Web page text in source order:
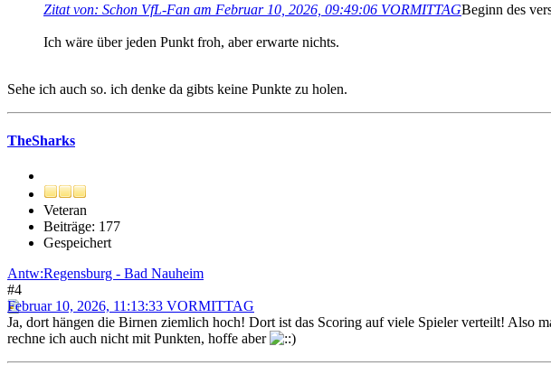
Zitat von: Schon VfL-Fan am Februar 10, 2026, 09:49:06 VORMITTAGBeginn des
Ich wäre über jeden Punkt froh, aber erwarte nichts.
Sehe ich auch so. ich denke da gibts keine Punkte zu holen.
TheSharks
Veteran
Beiträge: 177
Gespeichert
Antw:Regensburg - Bad Nauheim
#4
Februar 10, 2026, 11:13:33 VORMITTAG
Ja, dort hängen die Birnen ziemlich hoch! Dort ist das Scoring auf viele Spieler verteilt! Also
rechne ich auch nicht mit Punkten, hoffe aber